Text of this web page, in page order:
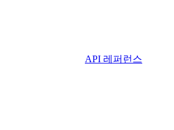
API 레퍼런스